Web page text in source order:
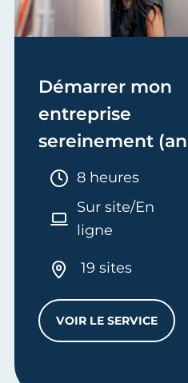
Démarrer mon
entreprise
sereinement
Durée :
8 heures
Sur site/En
ligne
19 sites
VOIR LE SERVICE
DÉMARRER